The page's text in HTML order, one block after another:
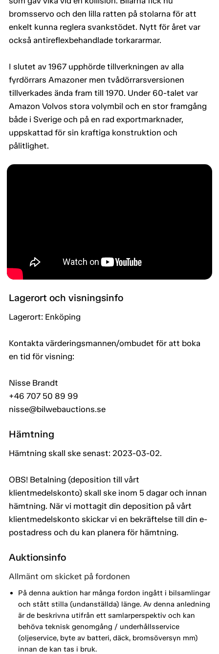
bromsservo och den lilla ratten på stolarna för att
enkelt kunna reglera svankstödet. Nytt för året var
också antireflexbehandlade torkararmar.
I slutet av 1967 upphörde tillverkningen av alla
fyrdörrars Amazoner men tvådörrarsversionen
tillverkades ända fram till 1970. Under 60-talet var
Amazon Volvos stora volymbil och en stor framgång
både i Sverige och på en rad exportmarknader,
uppskattad för sin kraftiga konstruktion och
pålitlighet.
Lagerort och visningsinfo
Lagerort: Enköping
Kontakta värderingsmannen/ombudet för att boka
en tid för visning:
Nisse Brandt
+46 707 50 89 99
nisse@bilwebauctions.se
Hämtning
Hämtning skall ske senast: 2023-03-02.
OBS! Betalning (deposition till vårt
klientmedelskonto) skall ske inom 5 dagar och innan
hämtning. När vi mottagit din deposition på vårt
klientmedelskonto skickar vi en bekräftelse till din e-
postadress och du kan planera för hämtning.
Auktionsinfo
Allmänt om skicket på fordonen
På denna auktion har många fordon ingått i bilsamlingar
och stått stilla (undanställda) länge. Av denna anledning
är de beskrivna utifrån ett samlarperspektiv och kan
behöva teknisk genomgång / underhållsservice
(oljeservice, byte av batteri, däck, bromsöversyn mm)
innan de kan tas i bruk.